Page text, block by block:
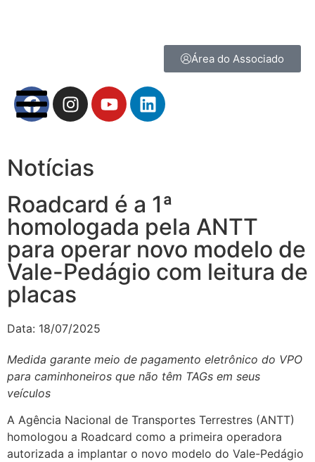
Área do Associado
Notícias
Roadcard é a 1ª
homologada pela ANTT
para operar novo modelo de
Vale-Pedágio com leitura de
placas
Data: 18/07/2025
Medida garante meio de pagamento eletrônico do VPO
para caminhoneiros que não têm TAGs em seus
veículos
A Agência Nacional de Transportes Terrestres (ANTT)
homologou a Roadcard como a primeira operadora
autorizada a implantar o novo modelo do Vale-Pedágio